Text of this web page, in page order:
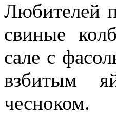
Любителей
свиные
сале с
взбитым
чесноком.